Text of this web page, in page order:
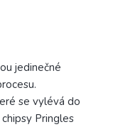
jedinečné
se vylévá do
Pringles